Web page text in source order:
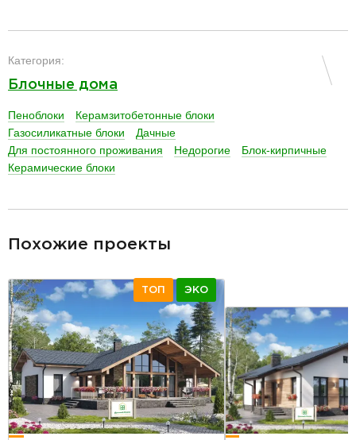
Категория:
Блочные дома
Пеноблоки
Керамзитобетонные блоки
Газосиликатные блоки
Дачные
Для постоянного проживания
Недорогие
Блок-кирпичные
Керамические блоки
Похожие проекты
ТОП ЭКО